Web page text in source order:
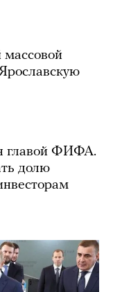
массовой
главой ФИФА.
долю